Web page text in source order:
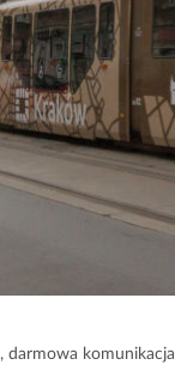
, darmowa komunikacja